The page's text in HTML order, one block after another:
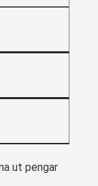
ut pengar